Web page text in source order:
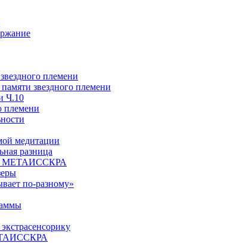
племени
звездного племени
Ч.10
племени
медитации
разница
МЕТАИССКРА
по-разному»